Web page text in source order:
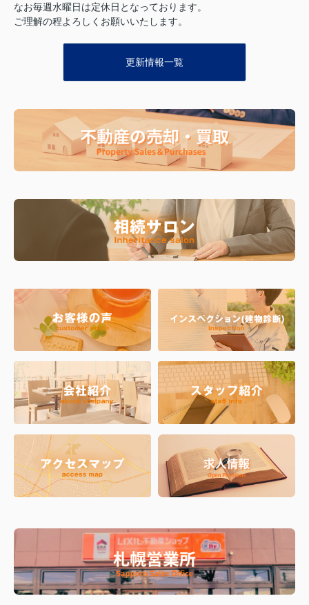
なお毎週水曜日は定休日となっております。
ご理解の程よろしくお願いいたします。
更新情報一覧